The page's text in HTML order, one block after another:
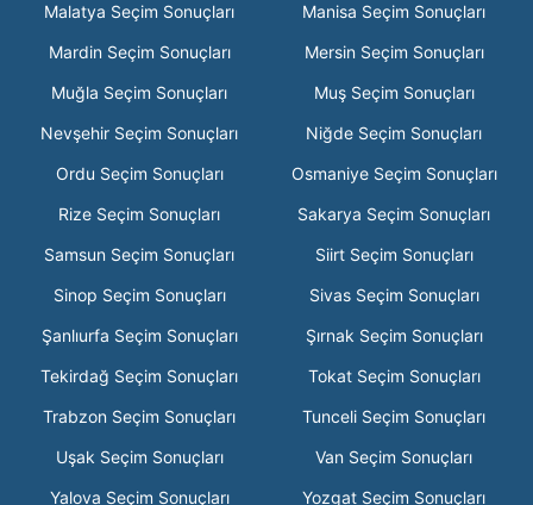
Malatya Seçim Sonuçları
Manisa Seçim Sonuçları
Mardin Seçim Sonuçları
Mersin Seçim Sonuçları
Muğla Seçim Sonuçları
Muş Seçim Sonuçları
Nevşehir Seçim Sonuçları
Niğde Seçim Sonuçları
Ordu Seçim Sonuçları
Osmaniye Seçim Sonuçları
Rize Seçim Sonuçları
Sakarya Seçim Sonuçları
Samsun Seçim Sonuçları
Siirt Seçim Sonuçları
Sinop Seçim Sonuçları
Sivas Seçim Sonuçları
Şanlıurfa Seçim Sonuçları
Şırnak Seçim Sonuçları
Tekirdağ Seçim Sonuçları
Tokat Seçim Sonuçları
Trabzon Seçim Sonuçları
Tunceli Seçim Sonuçları
Uşak Seçim Sonuçları
Van Seçim Sonuçları
Yalova Seçim Sonuçları
Yozgat Seçim Sonuçları